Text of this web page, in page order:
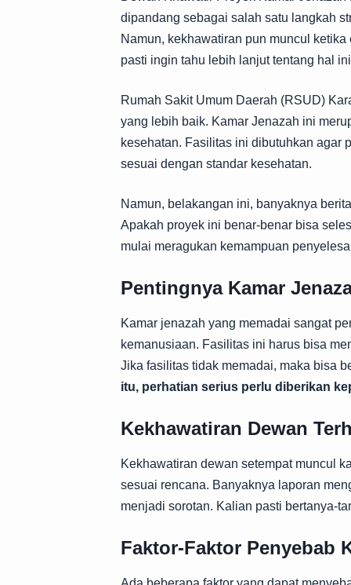
dipandang sebagai salah satu langkah
Namun, kekhawatiran pun muncul
pasti ingin tahu lebih lanjut tentang hal
Rumah Sakit Umum Daerah (RSUD)
yang lebih baik. Kamar Jenazah ini
kesehatan. Fasilitas ini dibutuhkan agar
sesuai dengan standar kesehatan.
Namun, belakangan ini, banyaknya
Apakah proyek ini benar-benar bisa
mulai meragukan kemampuan
Pentingnya Kamar
Kamar jenazah yang memadai sangat
kemanusiaan. Fasilitas ini harus bisa
Jika fasilitas tidak memadai, maka bisa
itu, perhatian serius perlu diberikan
Kekhawatiran Dewan
Kekhawatiran dewan setempat muncul
sesuai rencana. Banyaknya laporan
menjadi sorotan. Kalian pasti bertanya-
Faktor-Faktor Penyebab